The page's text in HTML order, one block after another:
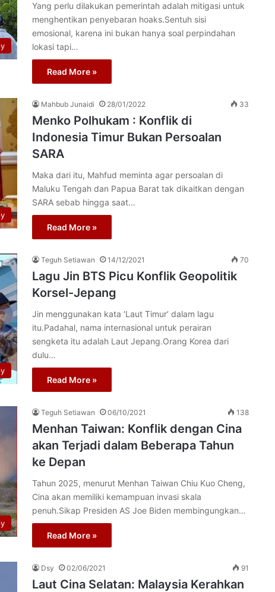
Yang perlu dilakukan pemerintah adalah mitigasi untuk
menghentikan penyebaran hoaks.Sentuh sisi
emosional, karena ini bukan hanya soal perpindahan
lokasi tapi…
Read More »
Mahbub Junaidi 28/01/2022 33
Menko Polhukam : Konflik di
Indonesia Timur Bukan Persoalan
SARA
Maka dari itu, Mahfud meminta agar persoalan di
Maluku Tengah dan Papua Barat tak dikaitkan dengan
SARA sebab hingga saat…
Read More »
Teguh Setiawan 14/12/2021 70
Lagu Jin BTS Picu Konflik Geopolitik
Korsel-Jepang
Jin menggunakan kata ‘Laut Timur’ dalam lagu
itu.Padahal, nama internasional untuk perairan
sengketa itu adalah Laut Jepang.Orang Korea dari
dulu…
Read More »
Teguh Setiawan 06/10/2021 138
Menhan Taiwan: Konflik dengan Cina
akan Terjadi dalam Beberapa Tahun
ke Depan
Tahun 2025, menurut Menhan Taiwan Chiu Kuo Cheng,
Cina akan memiliki kemampuan invasi skala
penuh.Sikap Presiden AS Joe Biden membingungkan…
Read More »
Dsy 02/06/2021 91
Laut Cina Selatan: Malaysia Kerahkan